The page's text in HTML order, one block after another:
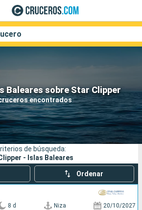
Baleares sobre Star Clipper
encontrados
Compañías
Buscar
de búsqueda:
- Islas Baleares
Ordenar
8 d Niza 20/10/2027